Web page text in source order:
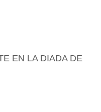
EN LA DIADA DE